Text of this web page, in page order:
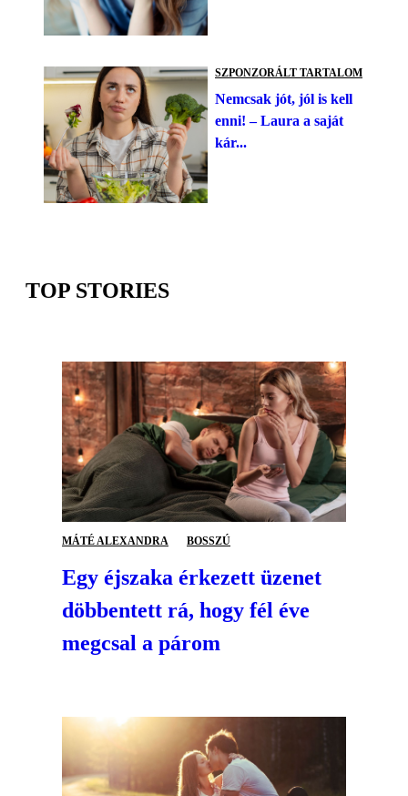
SZPONZORÁLT TARTALOM
Nemcsak jót, jól is kell
enni! – Laura a saját
kár...
TOP STORIES
MÁTÉ ALEXANDRA BOSSZÚ
Egy éjszaka érkezett üzenet
döbbentett rá, hogy fél éve
megcsal a párom